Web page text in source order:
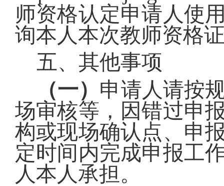
师资格认定申请人使
询本人本次教师资格
五、 其他事项
（一） 申请人请按
场审核等，因错过申
构或现场确认点、申
定时间内完成申报工
人本人承担。